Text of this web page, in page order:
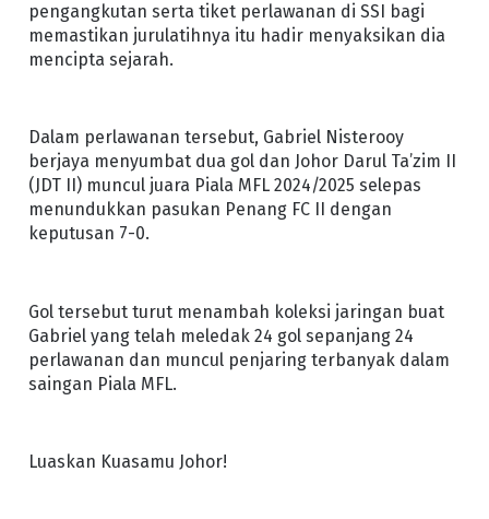
pengangkutan serta tiket perlawanan di SSI bagi
memastikan jurulatihnya itu hadir menyaksikan dia
mencipta sejarah.
Dalam perlawanan tersebut, Gabriel Nisterooy
berjaya menyumbat dua gol dan Johor Darul Ta’zim II
(JDT II) muncul juara Piala MFL 2024/2025 selepas
menundukkan pasukan Penang FC II dengan
keputusan 7-0.
Gol tersebut turut menambah koleksi jaringan buat
Gabriel yang telah meledak 24 gol sepanjang 24
perlawanan dan muncul penjaring terbanyak dalam
saingan Piala MFL.
Luaskan Kuasamu Johor!